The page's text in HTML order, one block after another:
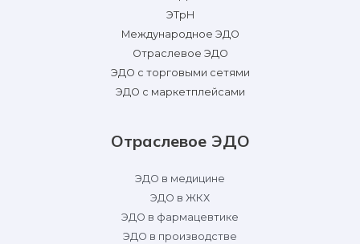
ЭТрН
Международное ЭДО
Отраслевое ЭДО
ЭДО с торговыми сетями
ЭДО с маркетплейсами
Отраслевое ЭДО
ЭДО в медицине
ЭДО в ЖКХ
ЭДО в фармацевтике
ЭДО в производстве